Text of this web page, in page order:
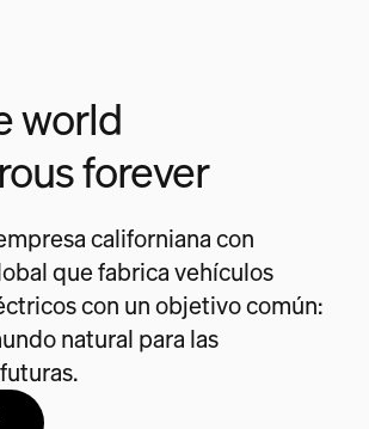
world
forever
californiana con
que fabrica vehículos
con un objetivo común:
natural para las